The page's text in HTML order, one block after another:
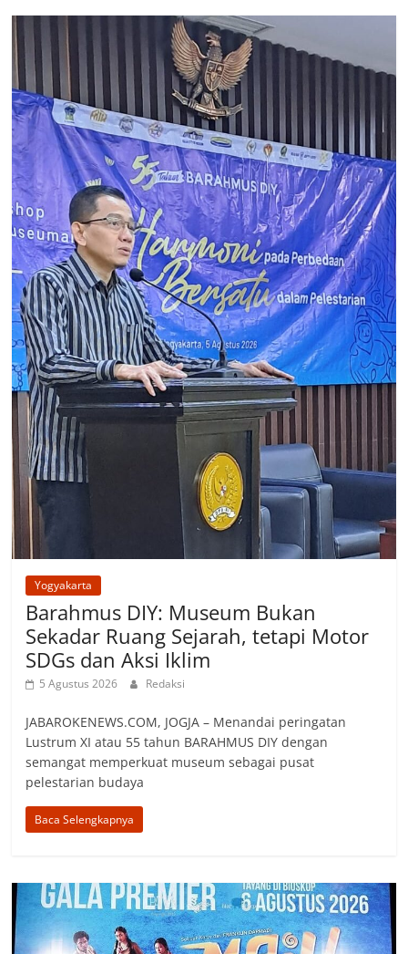
Yogyakarta
Barahmus DIY: Museum Bukan
Sekadar Ruang Sejarah, tetapi Motor
SDGs dan Aksi Iklim
5 Agustus 2026 Redaksi
JABAROKENEWS.COM, ‎JOGJA – Menandai peringatan
Lustrum XI atau 55 tahun BARAHMUS DIY dengan
semangat memperkuat museum sebagai pusat
pelestarian budaya
Baca Selengkapnya